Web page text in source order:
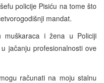
policije Pisiću na tome što
mandat.
i žena u Policiji
jačanju profesionalnosti ove
računati na moju stalnu